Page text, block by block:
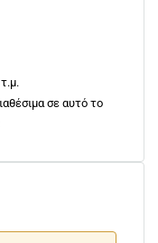
σε αυτό το